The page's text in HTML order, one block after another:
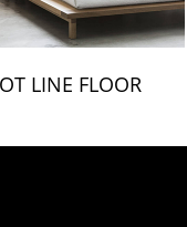
LINE FLOOR